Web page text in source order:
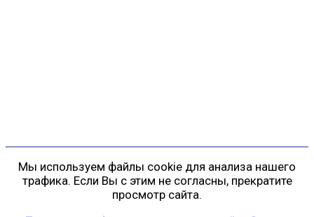
Мы используем файлы cookie для анализа нашего
трафика. Если Вы с этим не согласны, прекратите
просмотр сайта.